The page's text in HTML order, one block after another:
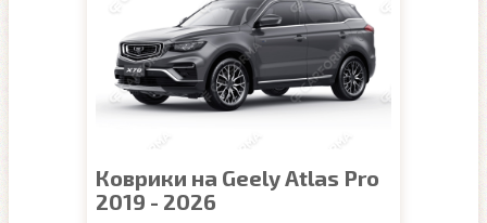
Коврики на Geely Atlas Pro
2019 - 2026